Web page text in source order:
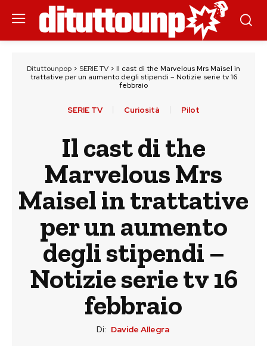
Dituttounpop > SERIE TV > Il cast di the Marvelous Mrs Maisel in
trattative per un aumento degli stipendi – Notizie serie tv 16
febbraio
SERIE TV Curiosità Pilot
Il cast di the
Marvelous Mrs
Maisel in trattative
per un aumento
degli stipendi –
Notizie serie tv 16
febbraio
Di: Davide Allegra